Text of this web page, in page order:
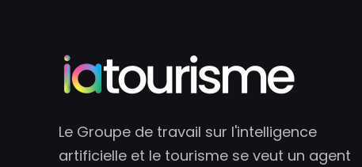
Le Groupe de travail sur l'intelligence
artificielle et le tourisme se veut un agent